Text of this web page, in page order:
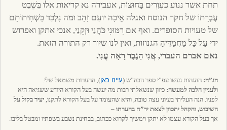
תחת אשר ננוע כעִוְרִים בַּחוּצוֹת, אעבירה נא קריאות אלו בְּשֵׁבֶט
עֶבְרָתוֹ של חקר הנוסח ואגלה אֵיכָה יוּעַם זָהָב ומה נִלְכַּד בִּשְׁחִיתוֹתָם
של טעויות הסופרים. ואף אם רִמּוּנִי כֹּהֲנַי וּזְקֵנַי, אנכי אתקן ואפרוש
ידי עַל כָּל מַחֲמַדֶּיהָ הגנוזות, ואין לנו שיור רק התורה הזאת.
נאם אברם העברי, אֲנִי הַגֶּבֶר רָאָה עֳנִי.
הג”ה: ההגהות נעשו עפ”י ספר הבה”ש (עיינו כאן), ההערות משמאל שלי.
ולעניין הלכה למעשה: כיוון שנשאלתי רבות מה יעשה בעל הקורא היודע ששגיאה היא
לפניו. הנה העליתי בעיוני עצה טובה, והיא שהעומד על בעל הקורא לתקנו,יעיר בקול על
השיבוש, והקהל יתכוון לצאת יד”ח בהערתו–
אך בעל הקורא עצמו לא יתקן וימשיך לקרוא ככתוב, בבחינת נשבע בשפתיו ומבטל בליבו.